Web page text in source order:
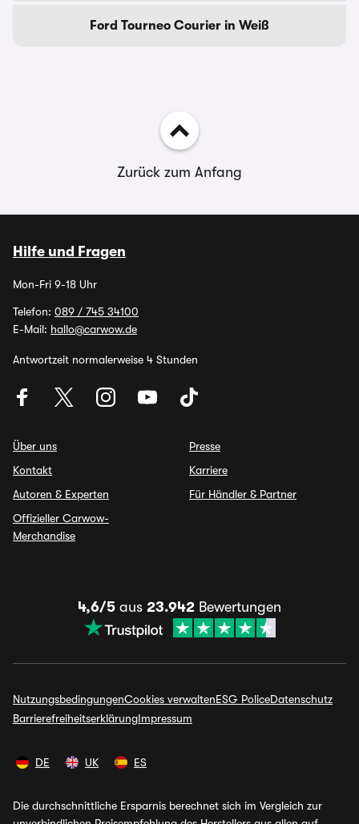
Ford Tourneo Courier in Weiß
Zurück zum Anfang
Hilfe und Fragen
Mon-Fri 9-18 Uhr
Telefon: 089 / 745 34100
E-Mail: hallo@carwow.de
Antwortzeit normalerweise 4 Stunden
Über uns
Kontakt
Autoren & Experten
Offizieller Carwow-
Merchandise
Presse
Karriere
Für Händler & Partner
4,6/5 aus 23.942 Bewertungen
NutzungsbedingungenCookies verwaltenESG PoliceDatenschutz
BarrierefreiheitserklärungImpressum
DE UK ES
Die durchschnittliche Ersparnis berechnet sich im Vergleich zur